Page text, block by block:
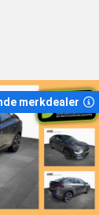
merkdealer